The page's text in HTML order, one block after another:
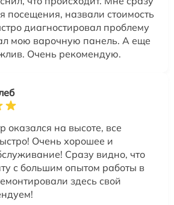
посещения, назвали стоимость
диагностировал проблему
мою варочную панель. А еще
Очень рекомендую.
оказался на высоте, все
Очень хорошее и
Сразу видно, что
с большим опытом работы в
здесь свой